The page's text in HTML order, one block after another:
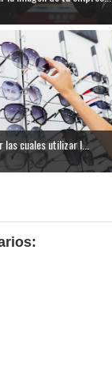
las cuales utilizar l...